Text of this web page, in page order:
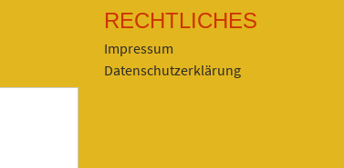
RECHTLICHES
Impressum
Datenschutzerklärung